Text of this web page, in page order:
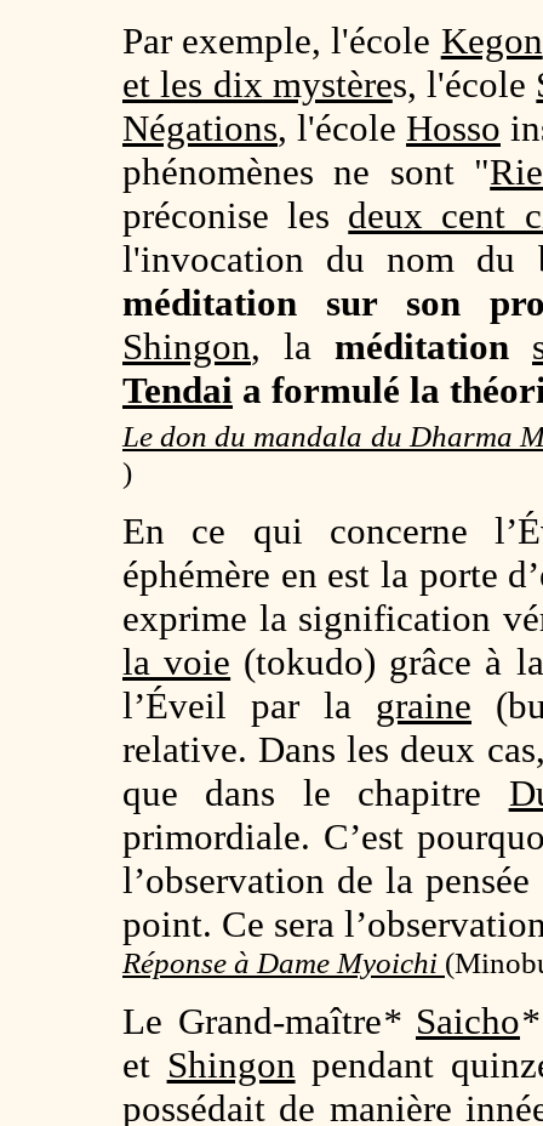
Par exemple, l'école Kegon
et les dix mystères, l'école
Négations, l'école Hosso
phénomènes ne sont "
préconise les deux cent
l'invocation du nom du
méditation sur son
Shingon, la méditation
Tendai a formulé la
Le don du mandala du Dharma
)
En ce qui concerne
éphémère en est la porte
exprime la signification
la voie (tokudo) grâce à
l’Éveil par la graine
relative. Dans les deux
que dans le chapitre
primordiale. C’est
l’observation de la pensée
point. Ce sera
Réponse à Dame Myoichi
Le Grand-maître* Saicho*
et Shingon pendant
possédait de manière